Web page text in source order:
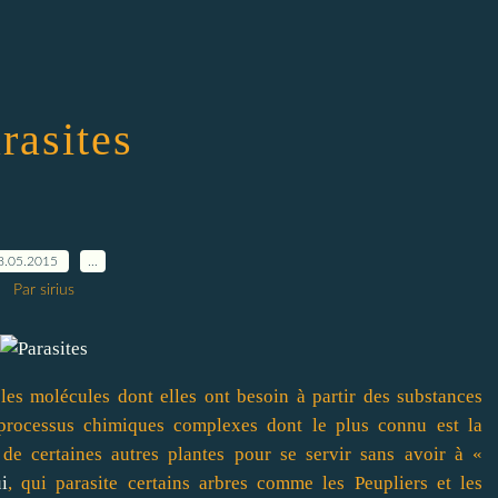
Par sirius
molécules dont elles ont besoin à partir des substances
chimiques complexes dont le plus connu est la
certaines autres plantes pour se servir sans avoir à «
, qui parasite certains arbres comme les Peupliers et les